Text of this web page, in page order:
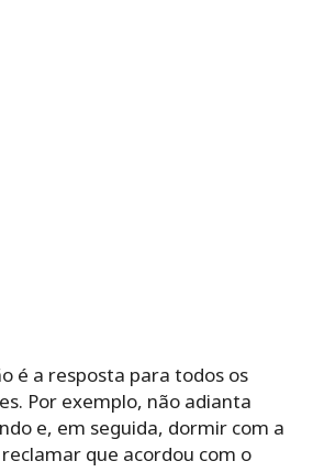
é a resposta para todos os
Por exemplo, não adianta
e, em seguida, dormir com a
que acordou com o